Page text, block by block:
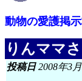
動物の愛護掲
りんママ
投稿日2008年3